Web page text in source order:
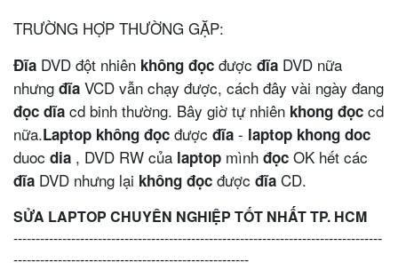
TRƯỜNG HỢP THƯỜNG GẶP:
Đĩa DVD đột nhiên không đọc được đĩa DVD nữa
nhưng đĩa VCD vẫn chạy được, cách đây vài ngày đang
đọc dĩa cd binh thường. Bây giờ tự nhiên khong đọc cd
nữa.Laptop không đọc được đĩa - laptop khong doc
duoc dia , DVD RW của laptop mình đọc OK hết các
đĩa DVD nhưng lại không đọc được đĩa CD.
SỬA LAPTOP CHUYÊN NGHIỆP TỐT NHẤT TP. HCM
-----------------------------------------------------------------------------------
-----------------------------------------------------